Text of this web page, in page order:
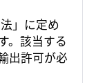
」に定め
。該当する
出許可が必